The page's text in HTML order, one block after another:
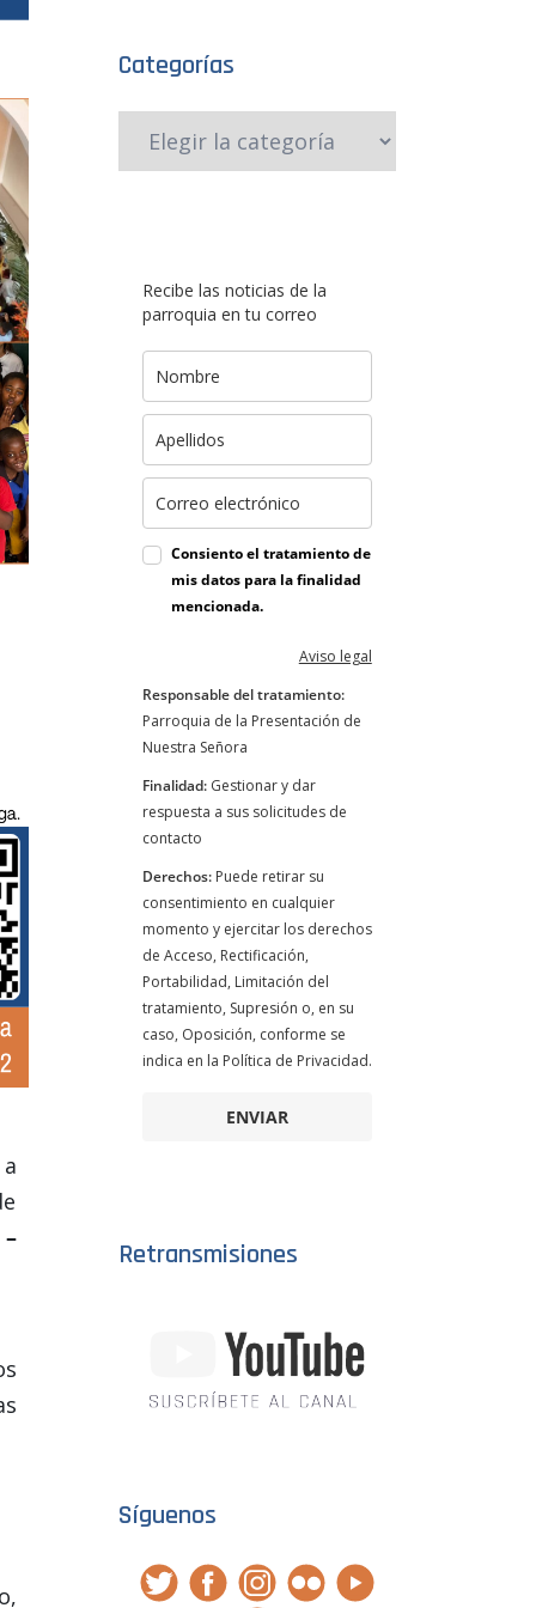
Categorías
Recibe las noticias de la
parroquia en tu correo
Consiento el tratamiento de
mis datos para la finalidad
mencionada.
Aviso legal
Responsable del tratamiento:
Parroquia de la Presentación de
Nuestra Señora
Finalidad:Gestionar y dar
respuesta a sus solicitudes de
contacto
Derechos:Puede retirar su
consentimiento en cualquier
momento y ejercitar los derechos
de Acceso, Rectificación,
Portabilidad, Limitación del
tratamiento, Supresión o, en su
caso, Oposición, conforme se
indica en la Política de Privacidad.
ENVIAR
Retransmisiones
Síguenos